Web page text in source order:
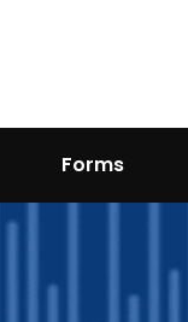
Forms